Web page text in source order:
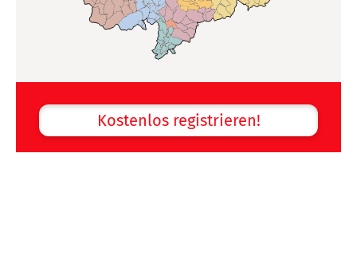
Kostenlos registrieren!